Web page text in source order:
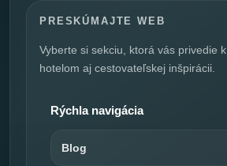
PRESKÚMAJTE WEB
Vyberte si sekciu, ktorá vás privedie k
hotelom aj cestovateľskej inšpirácii.
Rýchla navigácia
Blog